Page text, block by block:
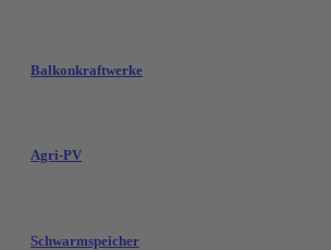
Balkonkraftwerke
Agri-PV
Schwarmspeicher